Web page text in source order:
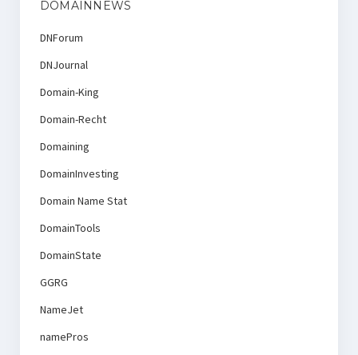
DOMAINNEWS
DNForum
DNJournal
Domain-King
Domain-Recht
Domaining
DomainInvesting
Domain Name Stat
DomainTools
DomainState
GGRG
NameJet
namePros